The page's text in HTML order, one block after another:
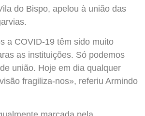
do Bispo, apelou à união das
a COVID-19 têm sido muito
as instituições. Só podemos
união. Hoje em dia qualquer
fragiliza-nos», referiu Armindo